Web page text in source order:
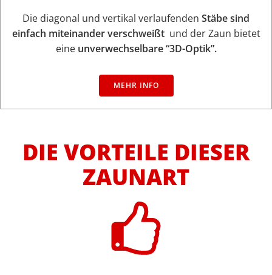
Die diagonal und vertikal verlaufenden Stäbe sind
einfach miteinander verschweißt und der Zaun bietet
eine unverwechselbare “3D-Optik”.
MEHR INFO
DIE VORTEILE DIESER
ZAUNART